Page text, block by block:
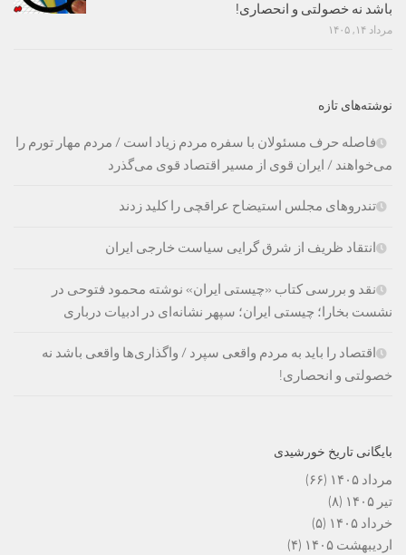
باشد نه خصولتی و انحصاری!
مرداد ۱۴, ۱۴۰۵
نوشته‌های تازه
فاصله حرف مسئولان با سفره مردم زیاد است / مردم مهار تورم را
می‌خواهند / ایران قوی از مسیر اقتصاد قوی می‌گذرد
تندروهای مجلس استیضاح عراقچی را کلید زدند
انتقاد ظریف از شرق گرایی سیاست خارجی ایران
نقد و بررسی کتاب «چیستی ایران» نوشته محمود فتوحی در
نشست بخارا؛ چیستی ایران؛ سپهر نشانه‌ای در ادبیات درباری
اقتصاد را باید به مردم واقعی سپرد / واگذاری‌ها واقعی باشد نه
خصولتی و انحصاری!
بایگانی تاریخ خورشیدی
مرداد ۱۴۰۵
(۶۶)
تیر ۱۴۰۵
(۸)
خرداد ۱۴۰۵
(۵)
اردیبهشت ۱۴۰۵
(۴)